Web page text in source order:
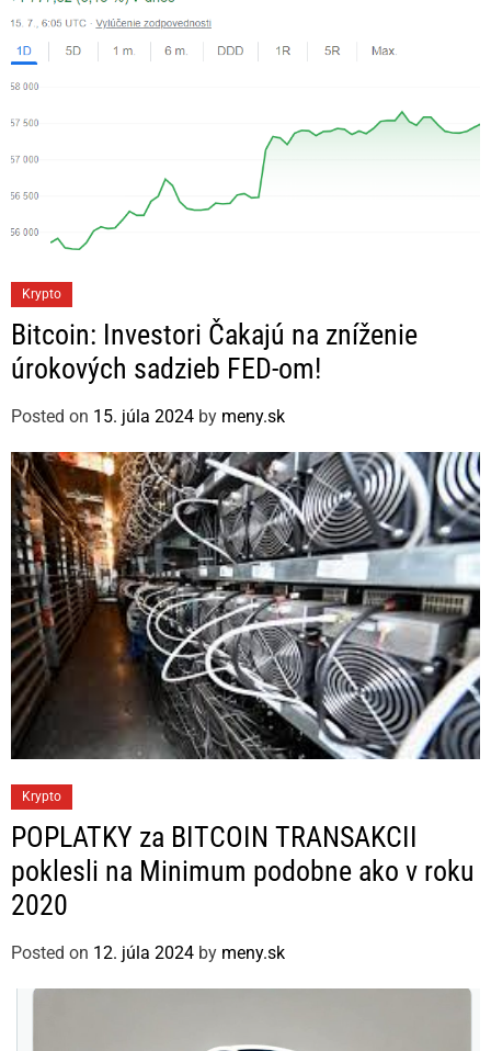
a
t
e
o
r
e
s
Krypto
Bitcoin: Investori Čakajú na zníženie
úrokových sadzieb FED-om!
Posted on 15. júla 2024 by meny.sk
a
t
e
g
r
Krypto
POPLATKY za BITCOIN TRANSAKCII
poklesli na Minimum podobne ako v roku
2020
Posted on 12. júla 2024 by meny.sk